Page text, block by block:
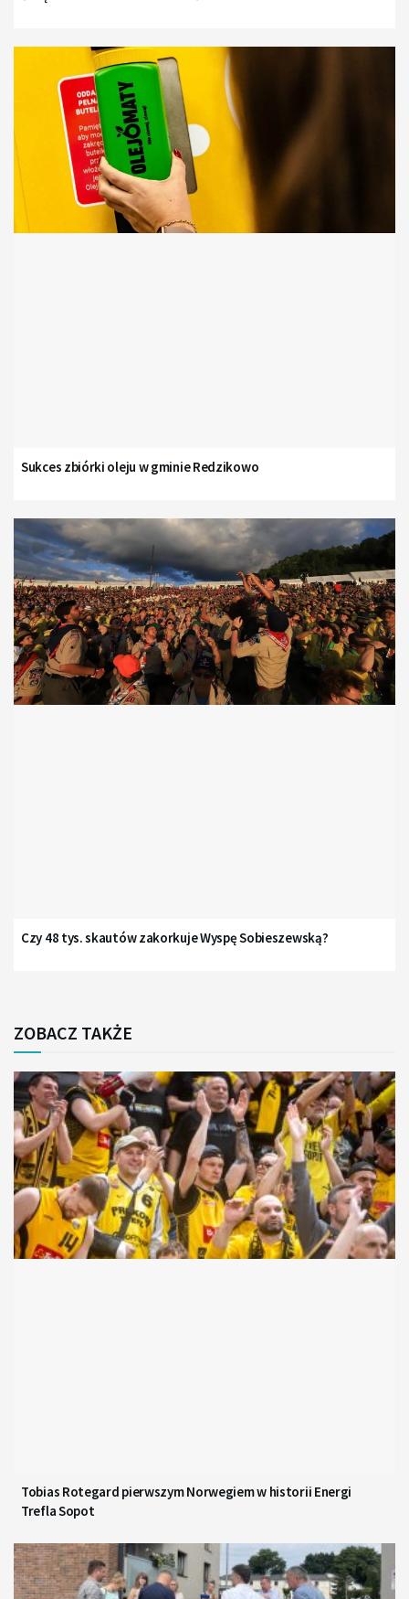
Sukces zbiórki oleju w gminie Redzikowo
Czy 48 tys. skautów zakorkuje Wyspę Sobieszewską?
ZOBACZ TAKŻE
Tobias Rotegard pierwszym Norwegiem w historii Energi
Trefla Sopot